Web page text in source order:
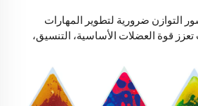
التوازن ضرورية لتطوير المهارات
قوة العضلات الأساسية، التنسيق،
مبادئ مونتيسوري والسيناريوهات